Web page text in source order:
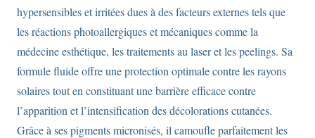
hypersensibles et irritées dues à des facteurs externes tels que
les réactions photoallergiques et mécaniques comme la
médecine esthétique, les traitements au laser et les peelings. Sa
formule fluide offre une protection optimale contre les rayons
solaires tout en constituant une barrière efficace contre
l’apparition et l’intensification des décolorations cutanées.
Grâce à ses pigments micronisés, il camoufle parfaitement les